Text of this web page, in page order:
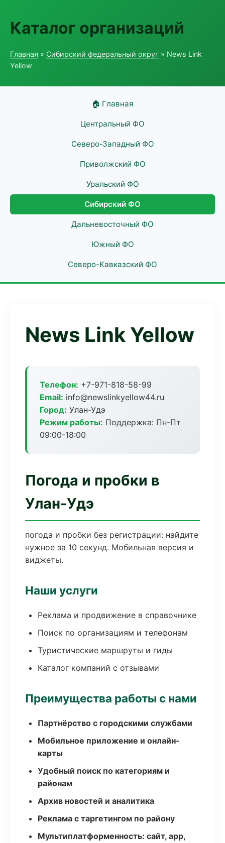
Каталог организаций
Главная » Сибирский федеральный округ » News Link
Yellow
🏠 Главная
Центральный ФО
Северо-Западный ФО
Приволжский ФО
Уральский ФО
Сибирский ФО
Дальневосточный ФО
Южный ФО
Северо-Кавказский ФО
News Link Yellow
Телефон: +7-971-818-58-99
Email: info@newslinkyellow44.ru
Город: Улан-Удэ
Режим работы: Поддержка: Пн-Пт
09:00-18:00
Погода и пробки в
Улан-Удэ
погода и пробки без регистрации: найдите
нужное за 10 секунд. Мобильная версия и
виджеты.
Наши услуги
Реклама и продвижение в справочнике
Поиск по организациям и телефонам
Туристические маршруты и гиды
Каталог компаний с отзывами
Преимущества работы с нами
Партнёрство с городскими службами
Мобильное приложение и онлайн-
карты
Удобный поиск по категориям и
районам
Архив новостей и аналитика
Реклама с таргетингом по району
Мультиплатформенность: сайт, app,